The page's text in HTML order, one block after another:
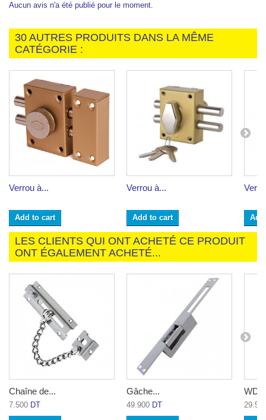
Aucun avis n'a été publié pour le moment.
30 AUTRES PRODUITS DANS LA MÊME
CATÉGORIE :
Verrou à...
Add to cart
Verrou à...
Add to cart
LES CLIENTS QUI ONT ACHETÉ CE PRODUIT
ONT ÉGALEMENT ACHETÉ...
Chaîne de...
7.500 DT
Gâche...
49.900 DT
WD-